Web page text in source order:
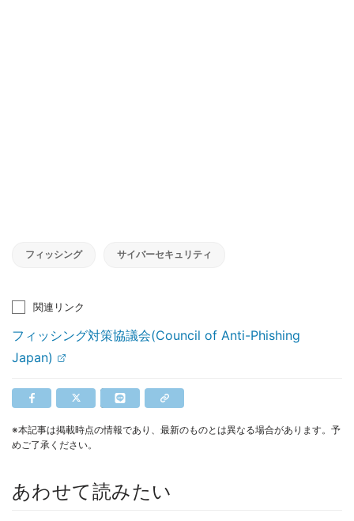
フィッシング サイバーセキュリティ
関連リンク
フィッシング対策協議会(Council of Anti-Phishing
Japan)
※本記事は掲載時点の情報であり、最新のものとは異なる場合があります。予
めご了承ください。
あわせて読みたい